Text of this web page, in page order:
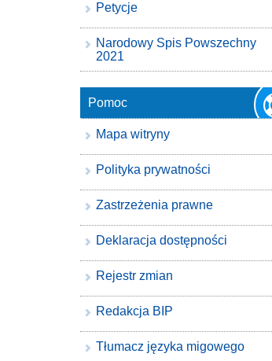
Petycje
Narodowy Spis Powszechny
2021
Pomoc
Mapa witryny
Polityka prywatności
Zastrzeżenia prawne
Deklaracja dostępności
Rejestr zmian
Redakcja BIP
Tłumacz języka migowego